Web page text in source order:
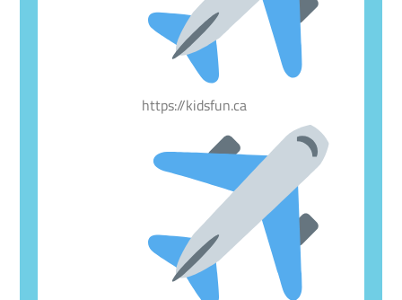
https://kidsfun.ca